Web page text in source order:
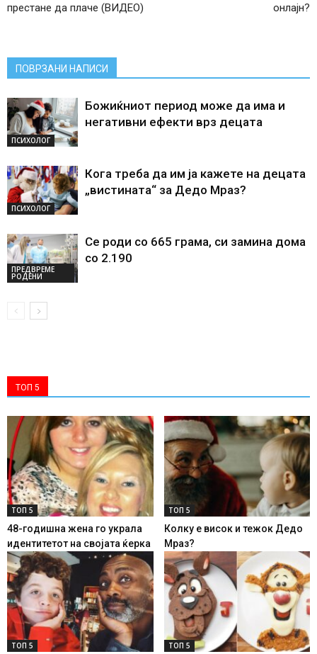
престане да плаче (ВИДЕО)
онлајн?
ПОВРЗАНИ НАПИСИ
ПСИХОЛОГ
Божиќниот период може да има и
негативни ефекти врз децата
ПСИХОЛОГ
Кога треба да им ја кажете на децата
„вистината“ за Дедо Мраз?
ПРЕДВРЕМЕ
РОДЕНИ
Се роди со 665 грама, си замина дома
со 2.190
ТОП 5
ТОП 5
48-годишна жена го украла
идентитетот на својата ќерка
ТОП 5
Колку е висок и тежок Дедо
Мраз?
ТОП 5 ТОП 5